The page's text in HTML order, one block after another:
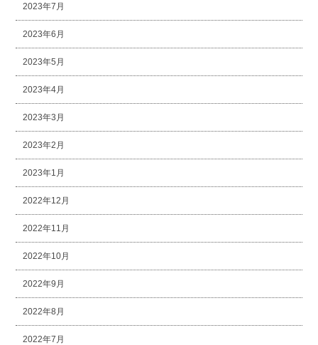
2023年7月
2023年6月
2023年5月
2023年4月
2023年3月
2023年2月
2023年1月
2022年12月
2022年11月
2022年10月
2022年9月
2022年8月
2022年7月